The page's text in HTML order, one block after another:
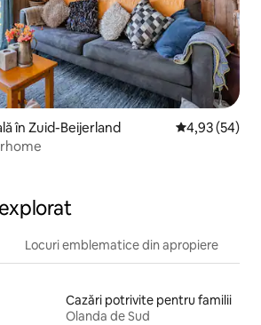
în Zuid-Beijerland Scor mediu
4,93 (54)
Locuri emblematice din apropiere
Cazări potrivite pentru familii
Olanda de Sud